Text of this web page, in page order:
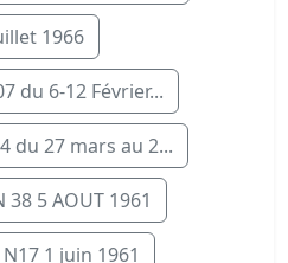
1966
du 6-12 Février...
du 27 mars au 2...
5 AOUT 1961
1 juin 1961